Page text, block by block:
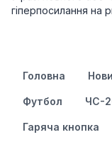
гіперпосилання на
Головна
Футбол ЧС-
Гаряча кнопка